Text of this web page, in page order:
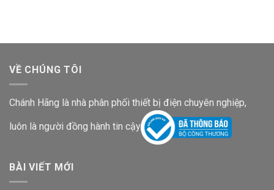
VỀ CHÚNG TÔI
Chánh Hãng là nhà phân phối thiết bị điện chuyên nghiệp,
luôn là người đồng hành tin cậy
BÀI VIẾT MỚI